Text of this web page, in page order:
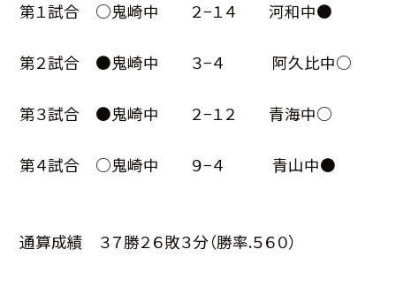
第１試合 ○鬼崎中 ２−１４ 河和中●
第２試合 ●鬼崎中 ３−４ 阿久比中○
第３試合 ●鬼崎中 ２−１２ 青海中○
第４試合 ○鬼崎中 ９−４ 青山中●
通算成績 ３７勝２６敗３分（勝率.５６０）